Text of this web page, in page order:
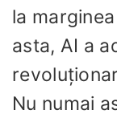
la
asta, AI a
Nu numai